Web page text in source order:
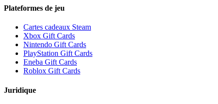
Plateformes de jeu
Cartes cadeaux Steam
Xbox Gift Cards
Nintendo Gift Cards
PlayStation Gift Cards
Eneba Gift Cards
Roblox Gift Cards
Juridique